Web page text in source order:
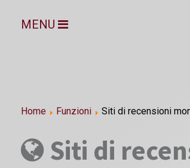
MENU
Home Funzioni Siti di recensioni
Siti di